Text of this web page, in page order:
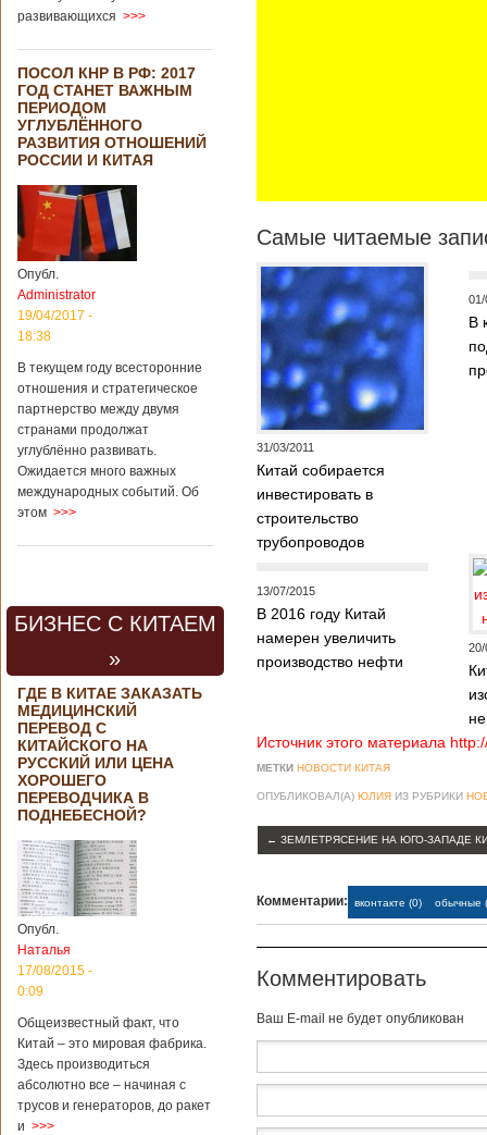
развивающихся >>>
ПОСОЛ КНР В РФ: 2017
ГОД СТАНЕТ ВАЖНЫМ
ПЕРИОДОМ
УГЛУБЛЁННОГО
РАЗВИТИЯ ОТНОШЕНИЙ
РОССИИ И КИТАЯ
Опубл.
Administrator
19/04/2017 -
18:38
В текущем году всесторонние
отношения и стратегическое
партнерство между двумя
странами продолжат
углублённо развивать.
Ожидается много важных
международных событий. Об
этом >>>
БИЗНЕС С КИТАЕМ
»
ГДЕ В КИТАЕ ЗАКАЗАТЬ
МЕДИЦИНСКИЙ
ПЕРЕВОД С
КИТАЙСКОГО НА
РУССКИЙ ИЛИ ЦЕНА
ХОРОШЕГО
ПЕРЕВОДЧИКА В
ПОДНЕБЕСНОЙ?
Опубл.
Наталья
17/08/2015 -
0:09
Общеизвестный факт, что
Китай – это мировая фабрика.
Здесь производиться
абсолютно все – начиная с
трусов и генераторов, до ракет
и >>>
Самые читаемые
31/03/2011
Китай собирается
инвестировать в
строительство
трубопроводов
01/
В
13/07/2015
В 2016 году Китай
намерен увеличить
производство нефти
20/
Источник этого материала
МЕТКИ НОВОСТИ КИТАЯ
ОПУБЛИКОВАЛ(А) ЮЛИЯ ИЗ РУБРИКИ
← ЗЕМЛЕТРЯСЕНИЕ НА ЮГО-ЗАПАДЕ
Комментарии: вконтакте (0) обычные
Комментировать
Baш E-mail не будет опубликован